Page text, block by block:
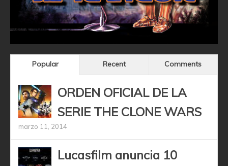
Popular Recent Comments
ORDEN OFICIAL DE LA
SERIE THE CLONE WARS
marzo 11, 2014
Lucasfilm anuncia 10